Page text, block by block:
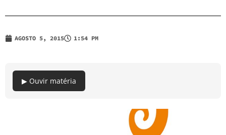
AGOSTO 5, 2015 1:54 PM
▶ Ouvir matéria